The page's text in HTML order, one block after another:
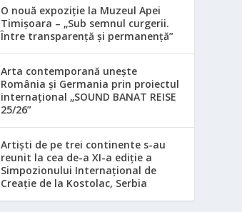
O nouă expoziție la Muzeul Apei
Timișoara – „Sub semnul curgerii.
Între transparență și permanență”
Arta contemporană unește
România și Germania prin proiectul
internațional „SOUND BANAT REISE
25/26”
Artiști de pe trei continente s-au
reunit la cea de-a XI-a ediție a
Simpozionului Internațional de
Creație de la Kostolac, Serbia